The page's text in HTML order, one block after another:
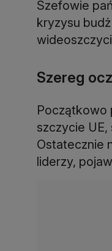
Szefowie
kryzysu
Szereg
Początkowo
szczycie UE,
Ostatecznie
liderzy,